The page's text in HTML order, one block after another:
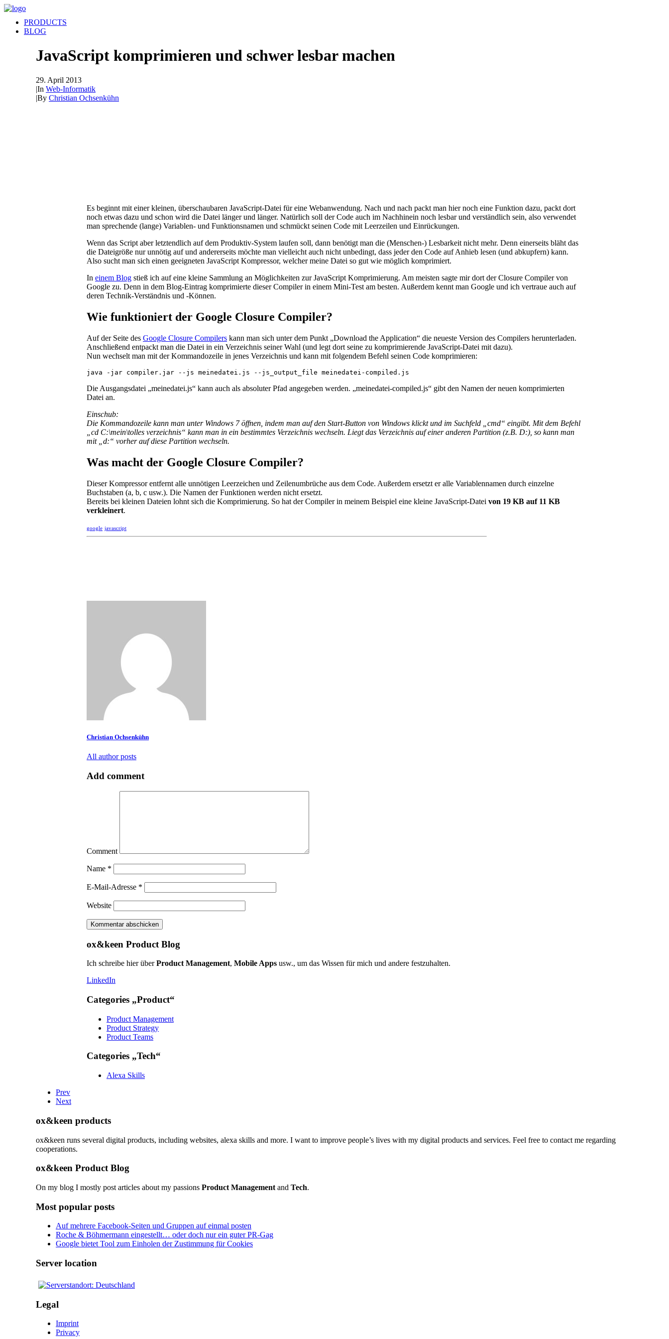
PRODUCTS
BLOG
JavaScript komprimieren und schwer lesbar machen
29. April 2013
|In Web-Informatik
|By Christian Ochsenkühn
Es beginnt mit einer kleinen, überschaubaren JavaScript-Datei für eine Webanwendung. Nach und nach packt man hier noch eine Funktion dazu, packt dort
noch etwas dazu und schon wird die Datei länger und länger. Natürlich soll der Code auch im Nachhinein noch lesbar und verständlich sein, also verwendet
man sprechende (lange) Variablen- und Funktionsnamen und schmückt seinen Code mit Leerzeilen und Einrückungen.
Wenn das Script aber letztendlich auf dem Produktiv-System laufen soll, dann benötigt man die (Menschen-) Lesbarkeit nicht mehr. Denn einerseits bläht das
die Dateigröße nur unnötig auf und andererseits möchte man vielleicht auch nicht unbedingt, dass jeder den Code auf Anhieb lesen (und abkupfern) kann.
Also sucht man sich einen geeigneten JavaScript Kompressor, welcher meine Datei so gut wie möglich komprimiert.
In einem Blog stieß ich auf eine kleine Sammlung an Möglichkeiten zur JavaScript Komprimierung. Am meisten sagte mir dort der Closure Compiler von
Google zu. Denn in dem Blog-Eintrag komprimierte dieser Compiler in einem Mini-Test am besten. Außerdem kennt man Google und ich vertraue auch auf
deren Technik-Verständnis und -Können.
Wie funktioniert der Google Closure Compiler?
Auf der Seite des Google Closure Compilers kann man sich unter dem Punkt „Download the Application“ die neueste Version des Compilers herunterladen.
Anschließend entpackt man die Datei in ein Verzeichnis seiner Wahl (und legt dort seine zu komprimierende JavaScript-Datei mit dazu).
Nun wechselt man mit der Kommandozeile in jenes Verzeichnis und kann mit folgendem Befehl seinen Code komprimieren:
Die Ausgangsdatei „meinedatei.js“ kann auch als absoluter Pfad angegeben werden. „meinedatei-compiled.js“ gibt den Namen der neuen komprimierten
Datei an.
Einschub:
Die Kommandozeile kann man unter Windows 7 öffnen, indem man auf den Start-Button von Windows klickt und im Suchfeld „cmd“ eingibt. Mit dem Befehl
„cd C:\mein\tolles verzeichnis“ kann man in ein bestimmtes Verzeichnis wechseln. Liegt das Verzeichnis auf einer anderen Partition (z.B. D:), so kann man
mit „d:“ vorher auf diese Partition wechseln.
Was macht der Google Closure Compiler?
Dieser Kompressor entfernt alle unnötigen Leerzeichen und Zeilenumbrüche aus dem Code. Außerdem ersetzt er alle Variablennamen durch einzelne
Buchstaben (a, b, c usw.). Die Namen der Funktionen werden nicht ersetzt.
Bereits bei kleinen Dateien lohnt sich die Komprimierung. So hat der Compiler in meinem Beispiel eine kleine JavaScript-Datei von 19 KB auf 11 KB
verkleinert.
google javascript
Christian Ochsenkühn
All author posts
Add comment
Comment
Name *
E-Mail-Adresse *
Website
ox&keen Product Blog
Ich schreibe hier überProduct Management, Mobile Apps usw., um das Wissen für mich und andere festzuhalten.
LinkedIn
Categories „Product“
Product Management
Product Strategy
Product Teams
Categories „Tech“
Alexa Skills
Prev
Next
ox&keen products
ox&keen runs several digital products, including websites, alexa skills and more. I want to improve people’s lives with my digital products and services. Feel free to contact me regarding
cooperations.
ox&keen Product Blog
On my blog I mostly post articles about my passions Product Management and Tech.
Most popular posts
Auf mehrere Facebook-Seiten und Gruppen auf einmal posten
Roche & Böhmermann eingestellt… oder doch nur ein guter PR-Gag
Google bietet Tool zum Einholen der Zustimmung für Cookies
Server location
Legal
Imprint
Privacy